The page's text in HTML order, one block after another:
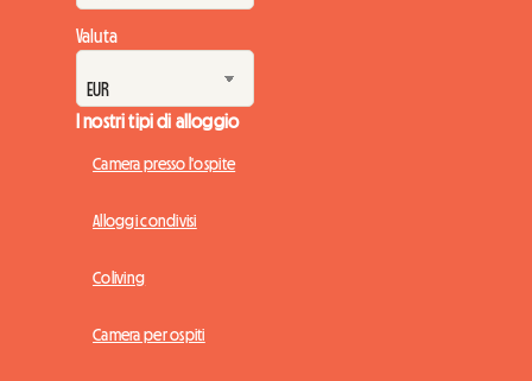
Valuta
I nostri tipi di alloggio
Camera presso l'ospite
Alloggi condivisi
Coliving
Camera per ospiti